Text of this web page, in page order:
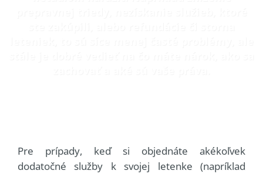
Pre prípady, keď si objednáte akékoľvek
dodatočné služby k svojej letenke (napríklad